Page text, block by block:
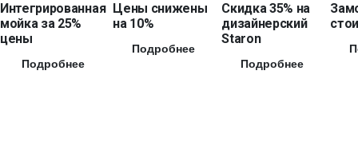
Интегрированная
мойка за 25%
цены
Подробнее
Цены снижены
на 10%
Подробнее
Скидка 35% на
дизайнерский
Staron
Подробнее